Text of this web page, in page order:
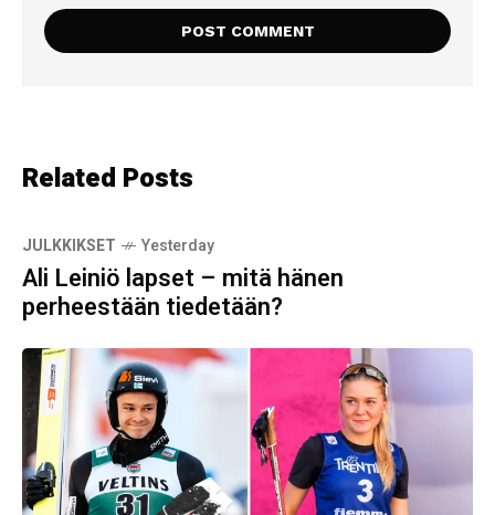
Related Posts
JULKKIKSET Yesterday
Ali Leiniö lapset – mitä hänen
perheestään tiedetään?